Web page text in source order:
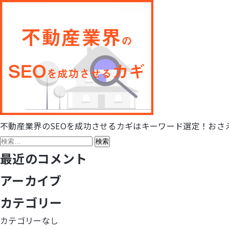
投
稿
ナ
ビ
ゲ
不動産業界のSEOを成功させるカギはキーワード選定！お
検
索:
最近のコメント
アーカイブ
カテゴリー
カテゴリーなし